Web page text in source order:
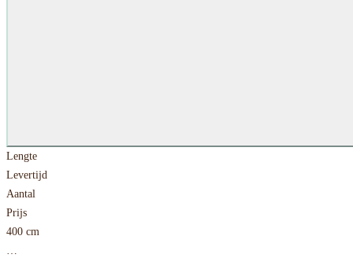
Lengte
Levertijd
Aantal
Prijs
400 cm
…